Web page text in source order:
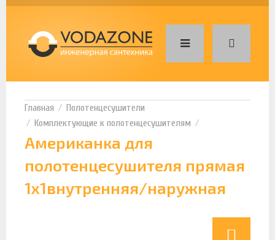
Полотенцесушители
Комплектующие к полотенцесушителям
Американка для
полотенцесушителя прямая
1х1внутренняя/наружная